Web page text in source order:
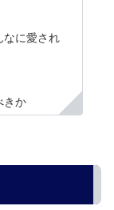
なに愛され
きか